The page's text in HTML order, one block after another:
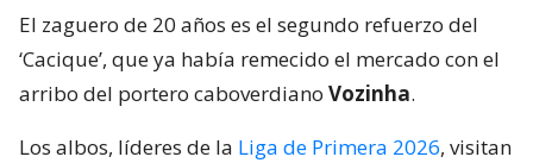
El zaguero de 20 años es el segundo refuerzo del
‘Cacique’, que ya había remecido el mercado con el
arribo del portero caboverdiano Vozinha.
Los albos, líderes de la Liga de Primera 2026, visitan